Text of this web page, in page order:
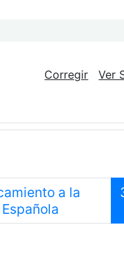
Corregir
Ver
a la
Anterior